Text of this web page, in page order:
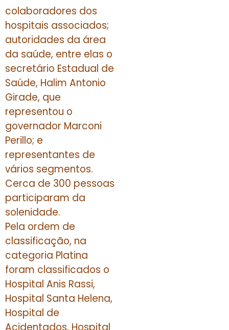
colaboradores dos
hospitais associados;
autoridades da área
da saúde, entre elas o
secretário Estadual de
Saúde, Halim Antonio
Girade, que
representou o
governador Marconi
Perillo; e
representantes de
vários segmentos.
Cerca de 300 pessoas
participaram da
solenidade.
Pela ordem de
classificação, na
categoria Platina
foram classificados o
Hospital Anis Rassi,
Hospital Santa Helena,
Hospital de
Acidentados, Hospital